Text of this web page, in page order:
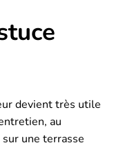
devient très utile
au
une terrasse